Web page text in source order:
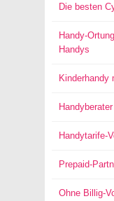
Die besten
Handy-
Handys
Kinderhandy
Handytarife-
Prepaid-
Ohne Billig-